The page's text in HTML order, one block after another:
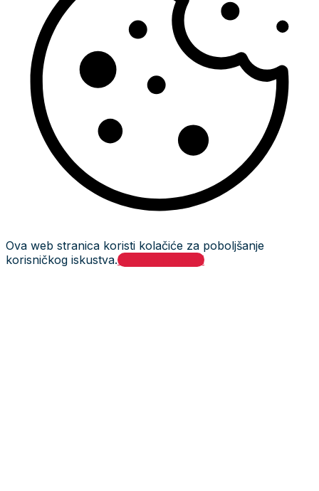
Ova web stranica koristi kolačiće za poboljšanje
korisničkog iskustva.Prihvati i zatvori